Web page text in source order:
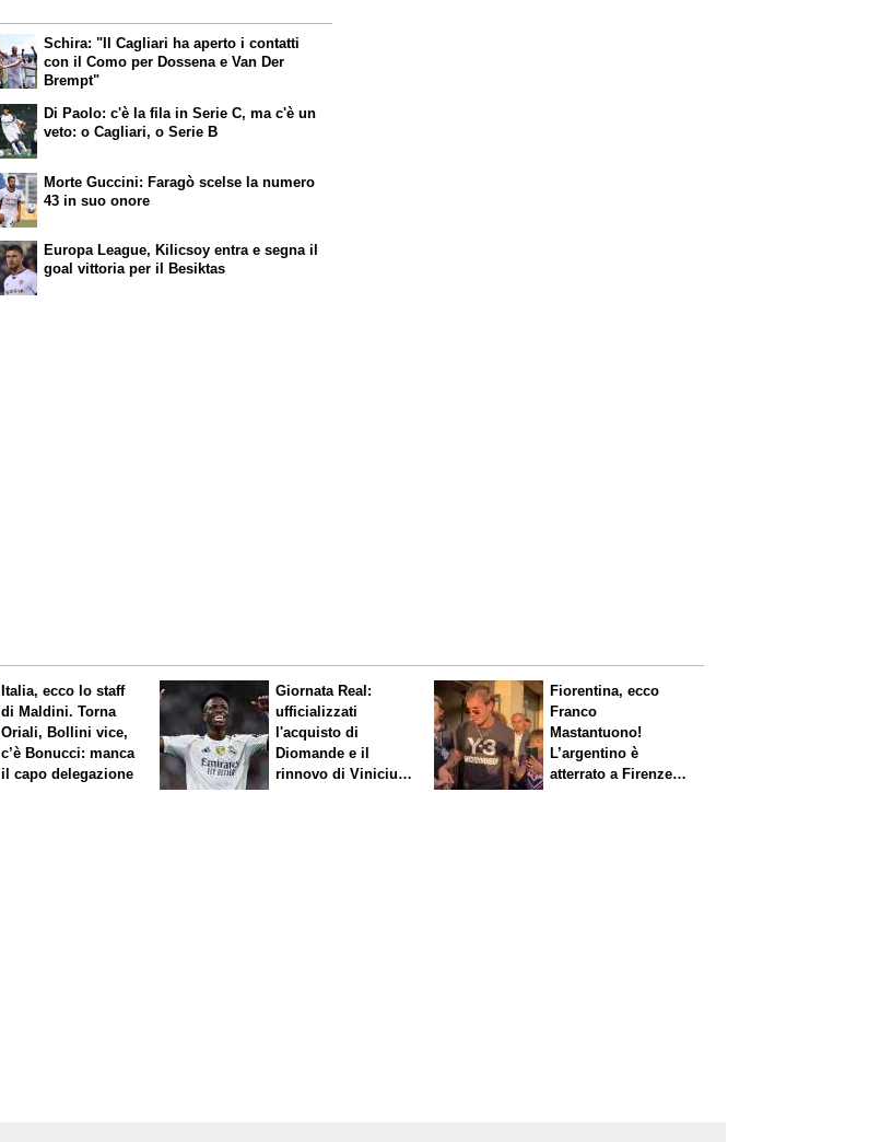
Schira: "Il Cagliari ha aperto i contatti
con il Como per Dossena e Van Der
Brempt"
Di Paolo: c'è la fila in Serie C, ma c'è un
veto: o Cagliari, o Serie B
Morte Guccini: Faragò scelse la numero
43 in suo onore
Europa League, Kilicsoy entra e segna il
goal vittoria per il Besiktas
Italia, ecco lo staff
di Maldini. Torna
Oriali, Bollini vice,
c’è Bonucci: manca
il capo delegazione
Giornata Real:
ufficializzati
l'acquisto di
Diomande e il
rinnovo di Vinicius.
Fiorentina, ecco
Franco
Mastantuono!
L’argentino è
atterrato a Firenze,